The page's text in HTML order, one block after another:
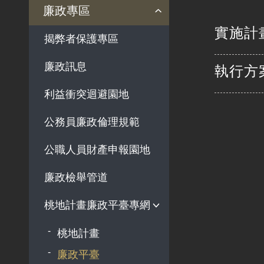
法律及法規命令
解釋性規定及裁量基
準
政府機關資訊
及研究報告
契約
支付或接受之補助
用地公告
用地法規
法令查詢
解釋性規定及裁量基準
法令英譯徵集意見專區
訴願文件下載
相關實務判解
相關網站資源
廉政專區
揭弊者保護專區
廉政訊息
利益衝突迴避園地
公務員廉政倫理規範
公職人員財產申報園地
廉政檢舉管道
桃地計畫廉政平臺專網
桃地計畫
廉政平臺
實施計
執行方